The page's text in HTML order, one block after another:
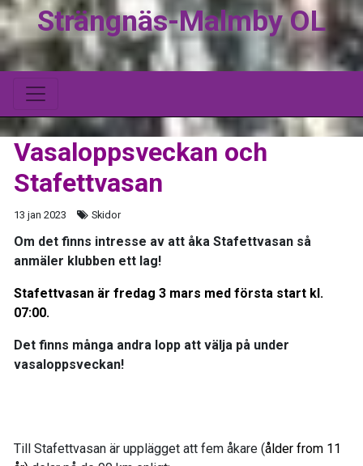
Strängnäs-Malmby OL
Vasaloppsveckan och
Stafettvasan
13 jan 2023 Skidor
Om det finns intresse av att åka Stafettvasan så
anmäler klubben ett lag!
Stafettvasan är fredag 3 mars med första start kl.
07:00.
Det finns många andra lopp att välja på under
vasaloppsveckan!
Till Stafettvasan är upplägget att fem åkare (ålder from 11